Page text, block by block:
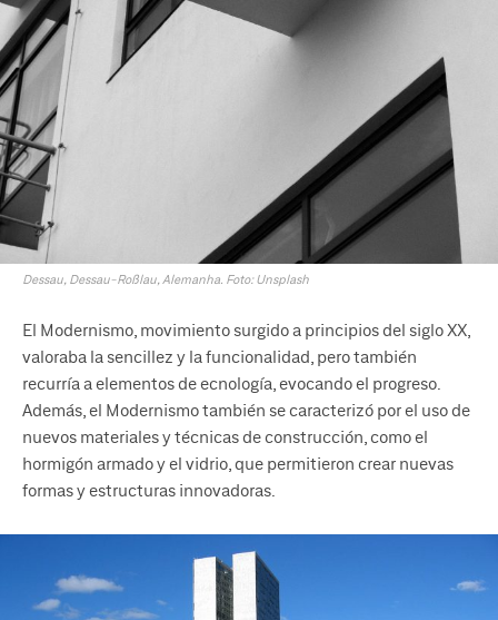
Dessau, Dessau-Roßlau, Alemanha. Foto: Unsplash
El Modernismo, movimiento surgido a principios del siglo XX,
valoraba la sencillez y la funcionalidad, pero también
recurría a elementos de ecnología, evocando el progreso.
Además, el Modernismo también se caracterizó por el uso de
nuevos materiales y técnicas de construcción, como el
hormigón armado y el vidrio, que permitieron crear nuevas
formas y estructuras innovadoras.